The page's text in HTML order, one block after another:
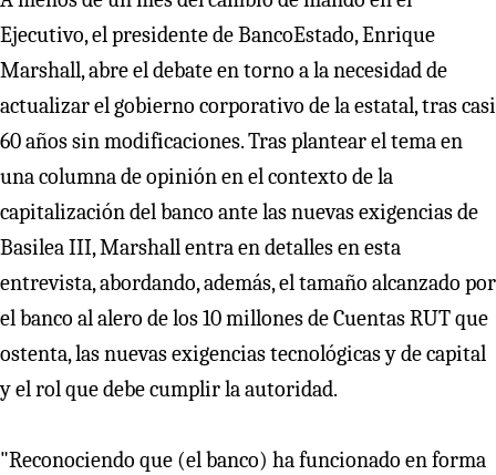
Ejecutivo, el presidente de BancoEstado, Enrique
Marshall, abre el debate en torno a la necesidad de
actualizar el gobierno corporativo de la estatal, tras casi
60 años sin modificaciones. Tras plantear el tema en
una columna de opinión en el contexto de la
capitalización del banco ante las nuevas exigencias de
Basilea III, Marshall entra en detalles en esta
entrevista, abordando, además, el tamaño alcanzado por
el banco al alero de los 10 millones de Cuentas RUT que
ostenta, las nuevas exigencias tecnológicas y de capital
y el rol que debe cumplir la autoridad.
"Reconociendo que (el banco) ha funcionado en forma